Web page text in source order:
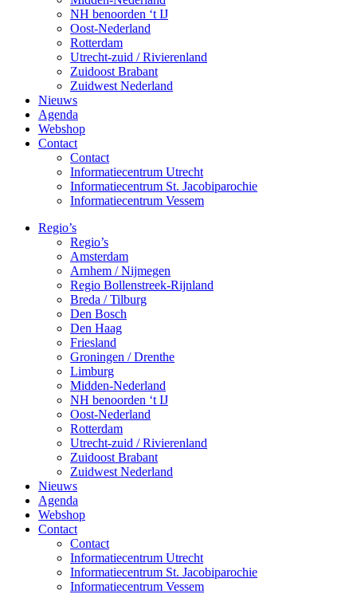
NH benoorden ‘t IJ
Oost-Nederland
Rotterdam
Utrecht-zuid / Rivierenland
Zuidoost Brabant
Zuidwest Nederland
Nieuws
Agenda
Webshop
Contact
Contact
Informatiecentrum Utrecht
Informatiecentrum St. Jacobiparochie
Informatiecentrum Vessem
Regio’s
Regio’s
Amsterdam
Arnhem / Nijmegen
Regio Bollenstreek-Rijnland
Breda / Tilburg
Den Bosch
Den Haag
Friesland
Groningen / Drenthe
Limburg
Midden-Nederland
NH benoorden ‘t IJ
Oost-Nederland
Rotterdam
Utrecht-zuid / Rivierenland
Zuidoost Brabant
Zuidwest Nederland
Nieuws
Agenda
Webshop
Contact
Contact
Informatiecentrum Utrecht
Informatiecentrum St. Jacobiparochie
Informatiecentrum Vessem